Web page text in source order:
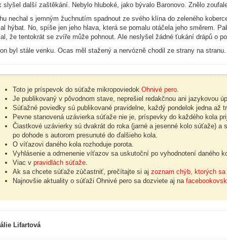
slyšel další zaštěkání. Nebylo hluboké, jako bývalo Baronovo. Znělo
nechal s jemným žuchnutím spadnout ze svého klína do zeleného
hýbat. No, spíše jen jeho hlava, která se pomalu otáčela jeho směrem.
že tentokrát se zvíře může pohnout. Ale neslyšel žádné ťukání drápů o
byl stále venku. Ocas měl stažený a nervózně chodil ze strany na
Toto je príspevok do súťaže mikropoviedok Ohnivé pero.
Je publikovaný v pôvodnom stave, neprešiel redakčnou ani jazykovou
Súťažné poviedky sú publikované pravidelne, každý pondelok jedna až
Pevne stanovená uzávierka súťaže nie je, príspevky do každého kola
Čiastkové uzávierky sú dvakrát do roka (jarné a jesenné kolo súťaže)
po dohode s autorom presunuté do ďalšieho kola.
O víťazovi daného kola rozhoduje porota.
Vyhlásenie a odmenenie víťazov sa uskutoční po vyhodnotení daného
Viac v pravidlách súťaže.
Ak sa chcete súťaže zúčastniť, prečítajte si aj zoznam chýb, ktorých
Najnovšie aktuality o súťaži Ohnivé pero sa dozviete aj na
Lifartová